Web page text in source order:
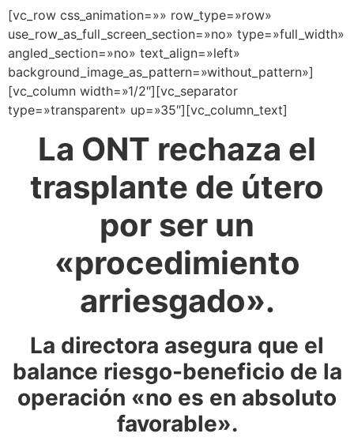
[vc_row css_animation=»» row_type=»row»
use_row_as_full_screen_section=»no» type=»full_width»
angled_section=»no» text_align=»left»
background_image_as_pattern=»without_pattern»]
[vc_column width=»1/2″][vc_separator
type=»transparent» up=»35″][vc_column_text]
La ONT rechaza el
trasplante de útero
por ser un
«procedimiento
arriesgado».
La directora asegura que el
balance riesgo-beneficio de la
operación «no es en absoluto
favorable».